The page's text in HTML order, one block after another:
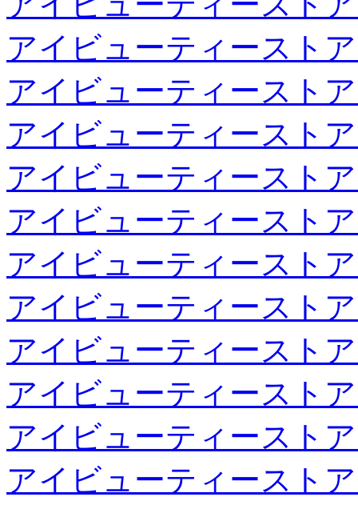
アイビューティースト
アイビューティースト
アイビューティースト
アイビューティースト
アイビューティースト
アイビューティースト
アイビューティースト
アイビューティースト
アイビューティースト
アイビューティースト
アイビューティースト